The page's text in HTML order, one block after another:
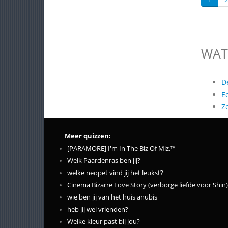
Meer quizzen:
[PARAMORE] I'm In The Biz Of Miz.™
Welk Paardenras ben jij?
welke neopet vind jij het leukst?
Cinema Bizarre Love Story (verborge liefde voor
wie ben jij van het huis anubis
heb jij wel vrienden?
Welke kleur past bij jou?